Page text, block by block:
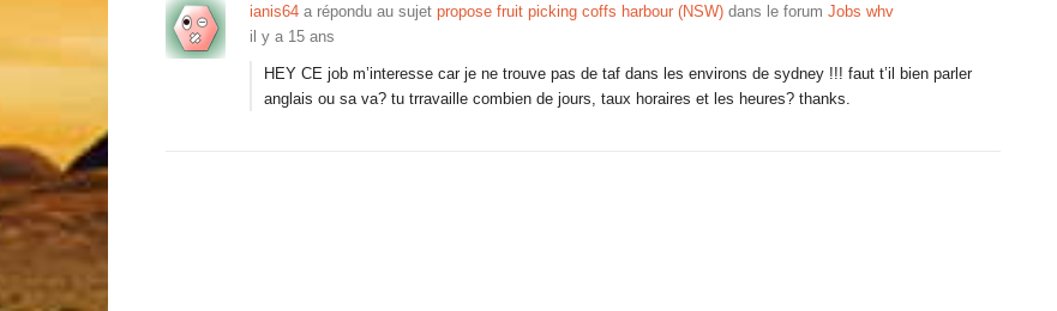
ianis64 a répondu au sujet propose fruit picking coffs harbour (NSW) dans le forum Jobs whv
il y a 15 ans
HEY CE job m’interesse car je ne trouve pas de taf dans les environs de sydney !!! faut t’il bien parler
anglais ou sa va? tu trravaille combien de jours, taux horaires et les heures? thanks.